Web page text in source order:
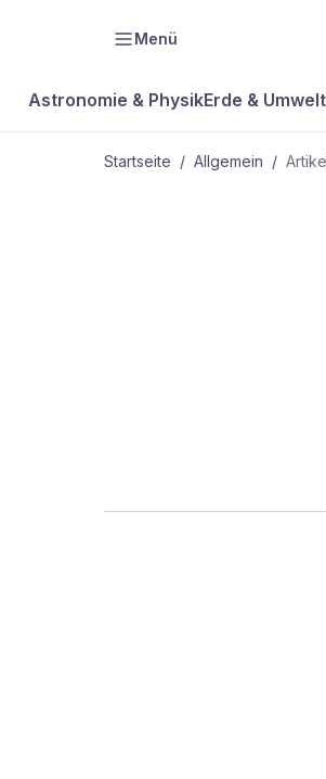
Menü
Astronomie & PhysikErde & Umwelt
Startseite / Allgemein /